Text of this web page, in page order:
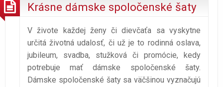
Krásne dámske spoločenské šaty
V živote každej ženy či dievčaťa sa vyskytne
určitá životná udalosť, či už je to rodinná oslava,
jubileum, svadba, stužková či promócie, kedy
potrebuje mať dámske spoločenské šaty.
Dámske spoločenské šaty sa väčšinou vyznačujú